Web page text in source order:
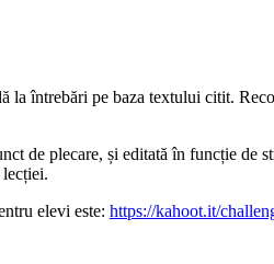
întrebări pe baza textului citit.
de plecare, și editată în funcție de
elevi este: https://kahoot.it/